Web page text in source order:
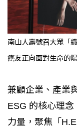
南山人壽號召大眾「
癌友正向面對生命的
兼顧企業、產業
ESG 的核心理
力量，聚焦「